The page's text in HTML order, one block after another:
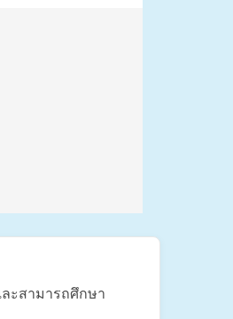
ะสามารถศึกษา